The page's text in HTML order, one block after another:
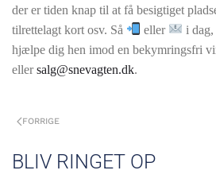
der er tiden knap til at få besigtiget
tilrettelagt kort osv. Så
eller
i
hjælpe dig hen imod en bekymringsfri
ellersalg@snevagten.dk.
FORRIGE
BLIV RINGET OP